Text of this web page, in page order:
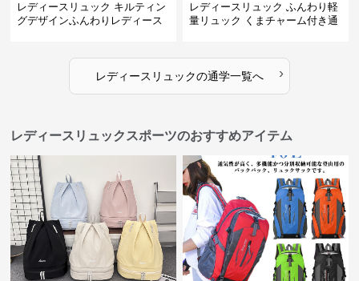
レディースリュック キルティン
グデザインふんわりレディース
レディースリュック ふんわり軽
量リュック くまチャーム付き通
レディースリュックの通学一覧へ ›
レディースリュックスポーツのおすすめアイテム